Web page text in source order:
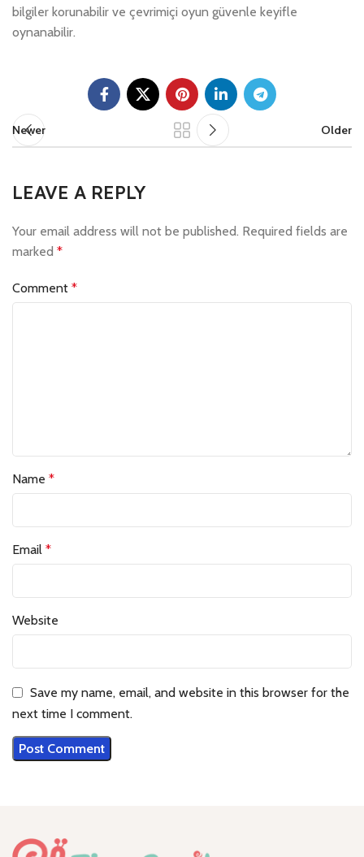
bilgiler korunabilir ve çevrimiçi oyun güvenle keyifle
oynanabilir.
Newer Older
LEAVE A REPLY
Your email address will not be published. Required fields are
marked *
Comment *
Name *
Email *
Website
Save my name, email, and website in this browser for the
next time I comment.